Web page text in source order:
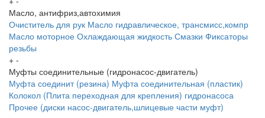
Масло, антифриз,автохимия
Очиститель для рук Масло гидравлическое, трансмисс,компр
Масло моторное Охлаждающая жидкость Смазки Фиксаторы
резьбы
+ -
Муфты соединительные (гидронасос-двигатель)
Муфта соединит (резина) Муфта соединительная (пластик)
Колокол (Плита переходная для крепления) гидронасоса
Прочее (диски насос-двигатель,шлицевые части муфт)